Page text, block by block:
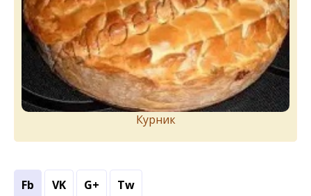
Курник
Fb VK G+ Tw